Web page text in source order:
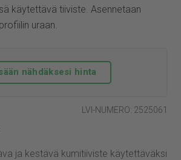
käytettävä tiiviste. Asennetaan
uraan.
nähdäksesi hinta
LVI-NUMERO: 2525061
ja kestävä kumitiiviste käytettäväksi